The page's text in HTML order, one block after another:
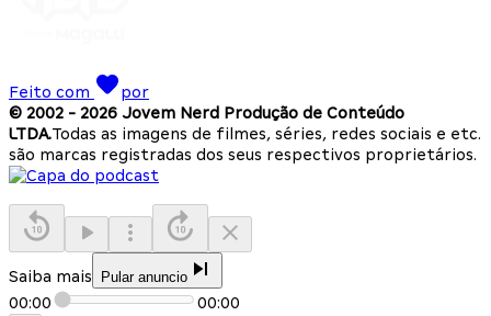
Feito com
por
© 2002 - 2026 Jovem Nerd Produção de Conteúdo
LTDA.Todas as imagens de filmes, séries, redes sociais e etc.
são marcas registradas dos seus respectivos proprietários.
Saiba mais Pular anuncio
00:00 00:00